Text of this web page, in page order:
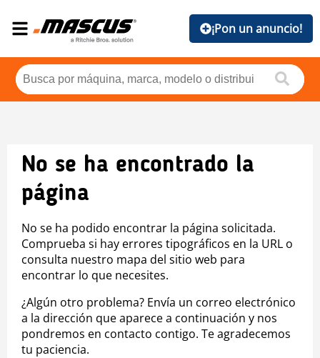
¡Pon un anuncio!
No se ha encontrado la
página
No se ha podido encontrar la página solicitada.
Comprueba si hay errores tipográficos en la URL o
consulta nuestro mapa del sitio web para
encontrar lo que necesites.
¿Algún otro problema? Envía un correo electrónico
a la dirección que aparece a continuación y nos
pondremos en contacto contigo. Te agradecemos
tu paciencia.